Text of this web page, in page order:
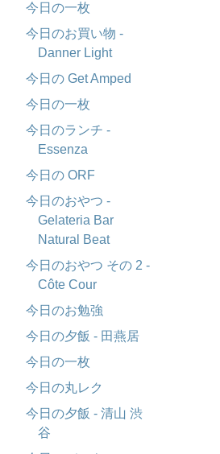
今日の一枚
今日のお買い物 -
Danner Light
今日の Get Amped
今日の一枚
今日のランチ -
Essenza
今日の ORF
今日のおやつ -
Gelateria Bar
Natural Beat
今日のおやつ その 2 -
Côte Cour
今日のお勉強
今日の夕飯 - 田燕居
今日の一枚
今日の丸レク
今日の夕飯 - 清山 渋
谷